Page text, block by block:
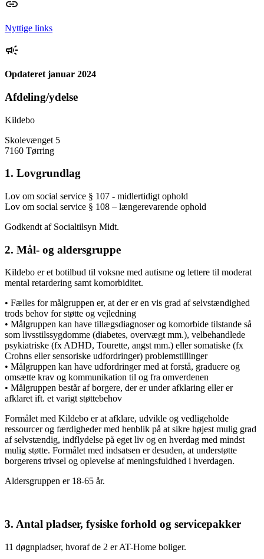
Nyttige links
Opdateret januar 2024
Afdeling/ydelse
Kildebo
Skolevænget 5
7160 Tørring
1. Lovgrundlag
Lov om social service § 107 - midlertidigt ophold
Lov om social service § 108 – længerevarende ophold
Godkendt af Socialtilsyn Midt.
2. Mål- og aldersgruppe
Kildebo er et botilbud til voksne med autisme og lettere til moderat
mental retardering samt komorbiditet.
• Fælles for målgruppen er, at der er en vis grad af selvstændighed
trods behov for støtte og vejledning
• Målgruppen kan have tillægsdiagnoser og komorbide tilstande så
som livsstilssygdomme (diabetes, overvægt mm.), velbehandlede
psykiatriske (fx ADHD, Tourette, angst mm.) eller somatiske (fx
Crohns eller sensoriske udfordringer) problemstillinger
• Målgruppen kan have udfordringer med at forstå, graduere og
omsætte krav og kommunikation til og fra omverdenen
• Målgruppen består af borgere, der er under afklaring eller er
afklaret ift. et varigt støttebehov
Formålet med Kildebo er at afklare, udvikle og vedligeholde
ressourcer og færdigheder med henblik på at sikre højest mulig grad
af selvstændig, indflydelse på eget liv og en hverdag med mindst
mulig støtte. Formålet med indsatsen er desuden, at understøtte
borgerens trivsel og oplevelse af meningsfuldhed i hverdagen.
Aldersgruppen er 18-65 år.
3. Antal pladser, fysiske forhold og servicepakker
11 døgnpladser, hvoraf de 2 er AT-Home boliger.